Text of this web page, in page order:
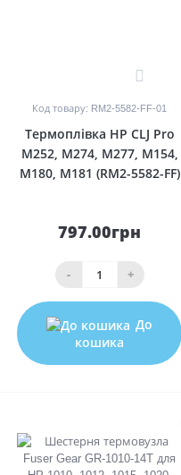
0
Код товару: RM2-5582-FF-01
Термоплівка HP CLJ Pro
M252, M274, M277, M154,
M180, M181 (RM2-5582-FF)
797.00грн
- +
До
кошика